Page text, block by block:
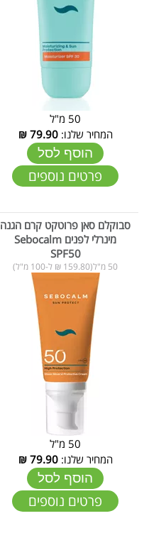
50 מ"ל
המחיר שלנו:79.90
₪
הוסף לסל
פרטים נוספים
סבוקלם סאן פרוטקט קרם הגנה
מינרלי לפנים Sebocalm
SPF50
50 מ"ל(159.80 ₪ ל-100 מ"ל)
50 מ"ל
המחיר שלנו:79.90
₪
הוסף לסל
פרטים נוספים